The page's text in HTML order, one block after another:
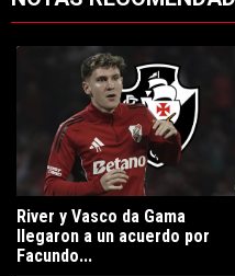
Un artículo de tendencia con
River y Vasco da Gama
llegaron a un acuerdo por
Facundo...